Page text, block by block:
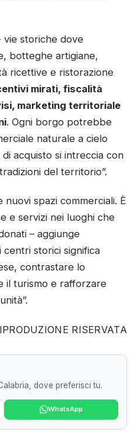
vie storiche dove
botteghe artigiane,
ricettive e ristorazione
mirati, fiscalità
marketing territoriale
. Ogni borgo potrebbe
naturale a cielo
acquisto si intreccia con
del territorio”.
spazi commerciali. È
e servizi nei luoghi che
– aggiunge
centri storici significa
contrastare lo
il turismo e rafforzare
RISERVATA
dove preferisci tu.
WhatsApp